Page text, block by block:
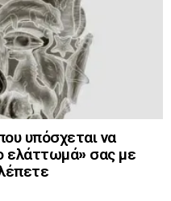
υπόσχεται να
ελάττωμά» σας με